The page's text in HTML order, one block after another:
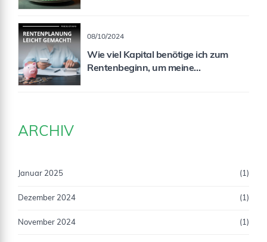
08/10/2024
Wie viel Kapital benötige ich zum
Rentenbeginn, um meine
ARCHIV
Januar 2025 (1)
Dezember 2024 (1)
November 2024 (1)